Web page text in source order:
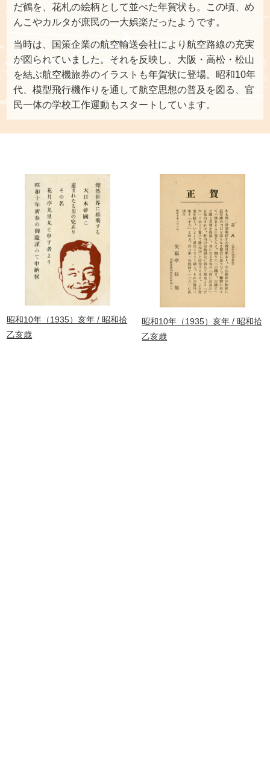
だ鶴を、花札の絵柄として並べた年賀状も。この頃、め
んこやカルタが庶民の一大娯楽だったようです。
当時は、国策企業の航空輸送会社により航空路線の充実
が図られていました。それを反映し、大阪・高松・松山
を結ぶ航空機旅券のイラストも年賀状に登場。昭和10年
代、模型飛行機作りを通して航空思想の普及を図る、官
民一体の学校工作運動もスタートしています。
昭和10年（1935）亥年
昭和拾
乙亥歳
昭和10年（1935）亥年
昭和拾
乙亥歳